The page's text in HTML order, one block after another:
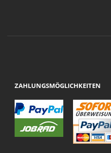
ZAHLUNGSMÖGLICHKEITEN